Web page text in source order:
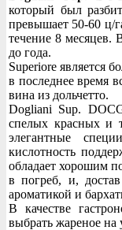
который был
превышает 50-60 ц/
течение 8 месяцев.
до года.
Superiore является
в последнее время
вина из дольчетто.
Dogliani Sup.
спелых красных и
элегантные
кислотность
обладает хорошим
в погреб, и, достав
ароматикой и
В качестве
выбрать жареное на